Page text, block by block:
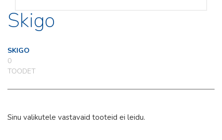
Skigo
SKIGO
0
TOODET
Sinu valikutele vastavaid tooteid ei leidu.